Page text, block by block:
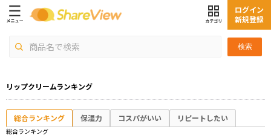
検索
ログイン
新規登録
リップクリームランキング
総合ランキング 保湿力 コスパがいい リピートしたい
総合ランキング